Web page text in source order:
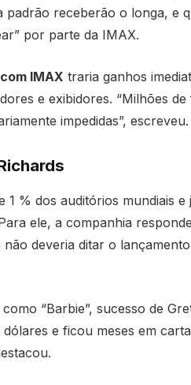
padrão receberão o longa, e
por parte da IMAX.
IMAX traria ganhos
e exibidores. “Milhões de
impedidas”, escreveu.
% dos auditórios mundiais e
ele, a companhia
deveria ditar o
“Barbie”, sucesso de
e ficou meses em